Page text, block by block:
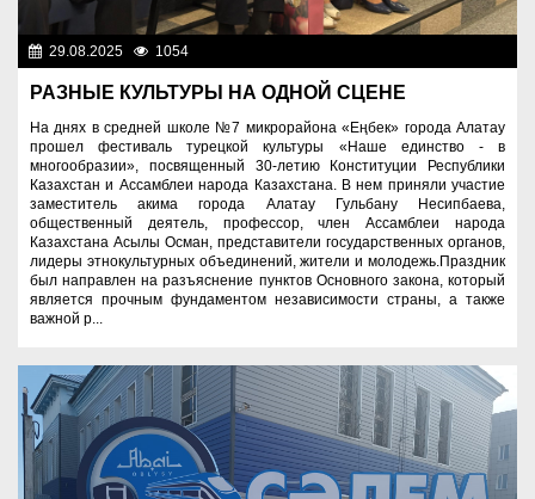
29.08.2025 1054
РАЗНЫЕ КУЛЬТУРЫ НА ОДНОЙ СЦЕНЕ
На днях в средней школе №7 микрорайона «Еңбек» города Алатау
прошел фестиваль турецкой культуры «Наше единство - в
многообразии», посвященный 30-летию Конституции Республики
Казахстан и Ассамблеи народа Казахстана. В нем приняли участие
заместитель акима города Алатау Гульбану Несипбаева,
общественный деятель, профессор, член Ассамблеи народа
Казахстана Асылы Осман, представители государственных органов,
лидеры этнокультурных объединений, жители и молодежь.Праздник
был направлен на разъяснение пунктов Основного закона, который
является прочным фундаментом независимости страны, а также
важной р...